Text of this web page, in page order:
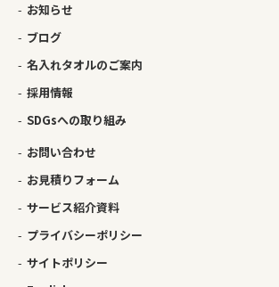
お知らせ
ブログ
名入れタオルのご案内
採用情報
SDGsへの取り組み
お問い合わせ
お見積りフォーム
サービス紹介資料
プライバシーポリシー
サイトポリシー